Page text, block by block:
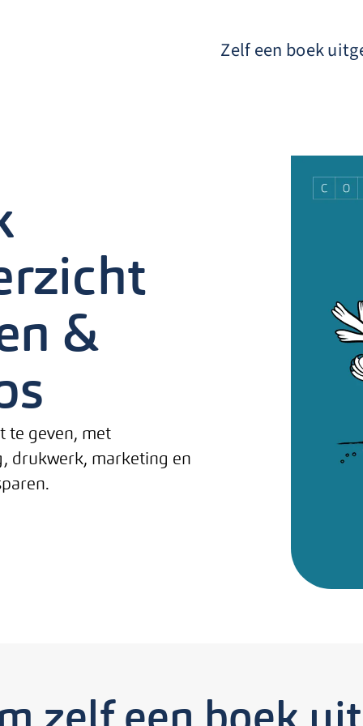
Zelf een boek
&
te geven, met
drukwerk, marketing en